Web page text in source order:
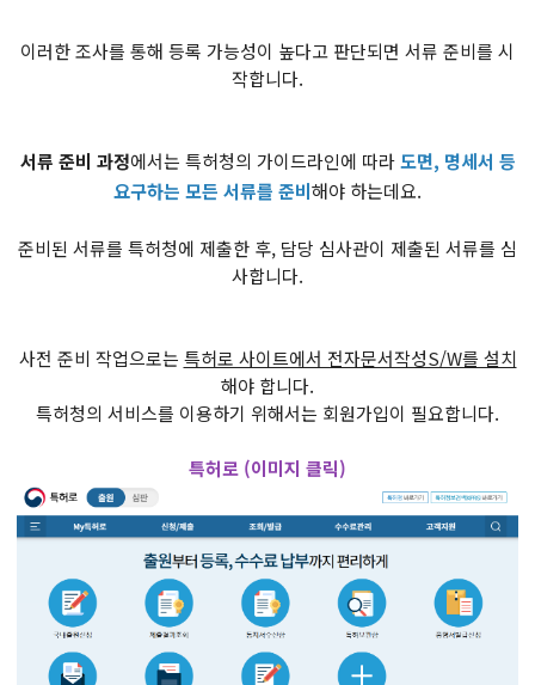
이러한 조사를 통해 등록 가능성이 높다고 판단되면 서류 준비를 시
작합니다.
서류 준비 과정에서는 특허청의 가이드라인에 따라도면, 명세서 등
요구하는 모든 서류를 준비해야 하는데요.
준비된 서류를 특허청에 제출한 후, 담당 심사관이 제출된 서류를 심
사합니다.
사전 준비 작업으로는 특허로 사이트에서 전자문서작성S/W를 설치
해야 합니다.
​특허청의 서비스를 이용하기 위해서는 회원가입이 필요합니다.
특허로 (이미지 클릭)